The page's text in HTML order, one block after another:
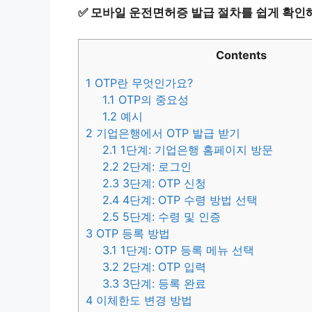
✅ 모바일 운전면허증 발급 절차를 쉽게 확인
Contents
1 OTP란 무엇인가요?
1.1 OTP의 중요성
1.2 예시
2 기업은행에서 OTP 발급 받기
2.1 1단계: 기업은행 홈페이지 방문
2.2 2단계: 로그인
2.3 3단계: OTP 신청
2.4 4단계: OTP 수령 방법 선택
2.5 5단계: 수령 및 인증
3 OTP 등록 방법
3.1 1단계: OTP 등록 메뉴 선택
3.2 2단계: OTP 입력
3.3 3단계: 등록 완료
4 이체한도 변경 방법